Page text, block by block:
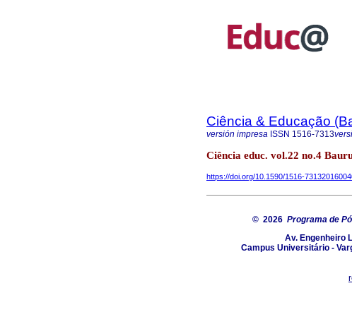
Ciência & Educação
versión impresa ISSN 1516-7313
Ciência educ. vol.22 no.4
https://doi.org/10.1590/1516-
© 2026 Programa de
Av. Engenheiro
Campus Universitário -